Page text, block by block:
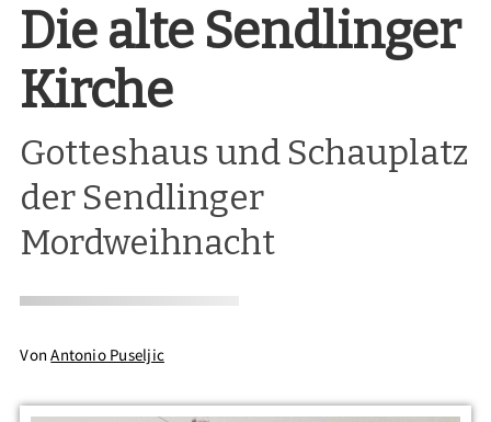
Die alte Sendlinger
Kirche
Gotteshaus und Schauplatz
der Sendlinger
Mordweihnacht
VonAntonio Puseljic